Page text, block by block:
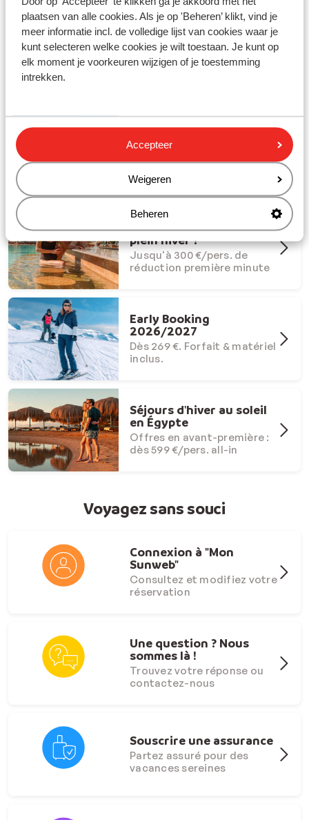
plaatsen van alle cookies. Als je op 'Beheren’ klikt, vind je
meer informatie incl. de volledige lijst van cookies waar je
kunt selecteren welke cookies je wilt toestaan. Je kunt op
elk moment je voorkeuren wijzigen of je toestemming
intrekken.
Accepteer
Weigeren
Beheren
Partez en vacances avec Sunweb !
Offres Dernière Chance
Et si l'été s'invitait en
plein hiver ?
Jusqu'à 300 €/pers. de
réduction première minute
Early Booking
2026/2027
Dès 269 €. Forfait & matériel
inclus.
Séjours d'hiver au soleil
en Égypte
Offres en avant-première :
dès 599 €/pers. all-in
Voyagez sans souci
Connexion à "Mon
Sunweb"
Consultez et modifiez votre
réservation
Une question ? Nous
sommes là !
Trouvez votre réponse ou
contactez-nous
Souscrire une assurance
Partez assuré pour des
vacances sereines